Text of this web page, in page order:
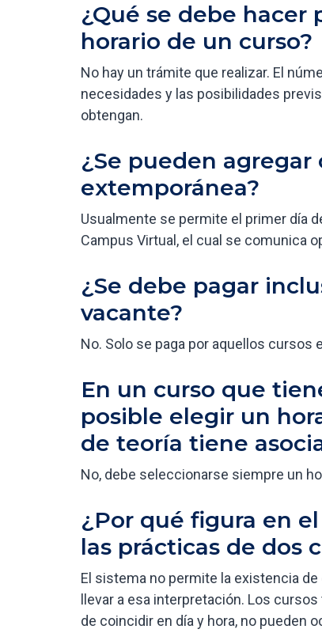
¿Qué se debe hacer
horario de un curso?
No hay un trámite que realizar. El
necesidades y las posibilidades
obtengan.
¿Se pueden
extemporánea?
Usualmente se permite el primer día
Campus Virtual, el cual se comunica
¿Se debe pagar
vacante?
No. Solo se paga por aquellos
En un curso que
posible elegir un
de teoría tiene
No, debe seleccionarse siempre un
¿Por qué figura en
las prácticas de dos
El sistema no permite la existencia
llevar a esa interpretación. Los
de coincidir en día y hora, no pueden